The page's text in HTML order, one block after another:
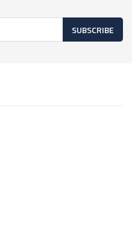
SUBSCRIBE